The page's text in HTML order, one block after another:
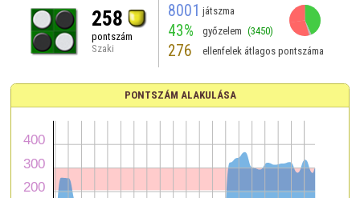
258
pontszám
Szaki
8001 játszma
43% győzelem (3450)
276 ellenfelek átlagos pontszáma
PONTSZÁM ALAKULÁSA